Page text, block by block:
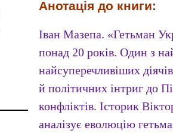
Анотація до книги:
Іван Мазепа. «Гетьман
понад 20 років. Один з
найсуперечливіших
й політичних інтриг до
конфліктів. Історик
аналізує еволюцію